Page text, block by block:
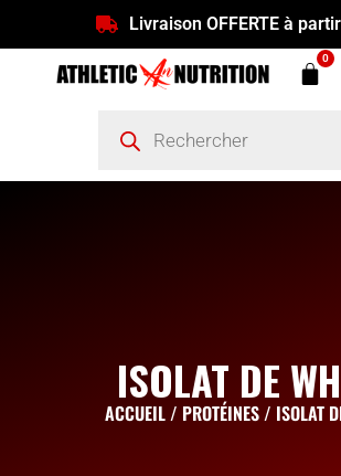
Livraison OFFERTE à
0
ISOLAT DE
ACCUEIL/ PROTÉINES/ ISOLAT